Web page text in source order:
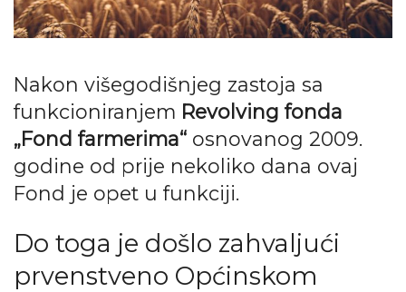
Nakon višegodišnjeg zastoja sa
funkcioniranjem Revolving fonda
„Fond farmerima“ osnovanog 2009.
godine od prije nekoliko dana ovaj
Fond je opet u funkciji.
Do toga je došlo zahvaljući
prvenstveno Općinskom